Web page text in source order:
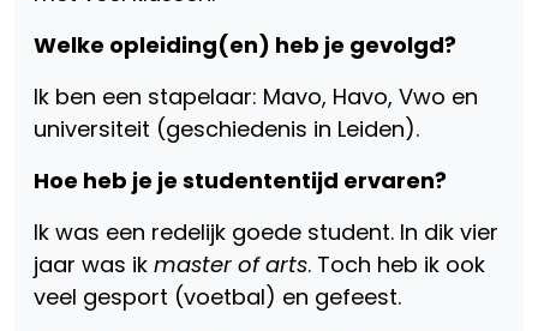
Welke opleiding(en) heb je gevolgd?
Ik ben een stapelaar: Mavo, Havo, Vwo en
universiteit (geschiedenis in Leiden).
Hoe heb je je studententijd ervaren?
Ik was een redelijk goede student. In dik vier
jaar was ik master of arts. Toch heb ik ook
veel gesport (voetbal) en gefeest.